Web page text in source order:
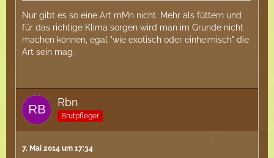
Nur gibt es so eine Art mMn nicht. Mehr als füttern und
für das richtige Klima sorgen wird man im Grunde nicht
machen können, egal "wie exotisch oder einheimisch" die
Art sein mag.
Rbn
Brutpfleger
7. Mai 2014 um 17:34